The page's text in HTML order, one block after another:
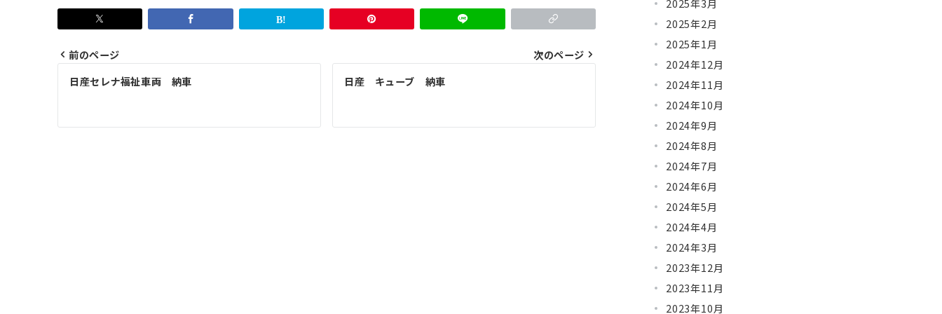
投
前のページ
日産セレナ福祉車両 納車
次のページ
日産 キューブ 納車
2025年3月
2025年2月
2025年1月
2024年12月
2024年11月
2024年10月
2024年9月
2024年8月
2024年7月
2024年6月
2024年5月
2024年4月
2024年3月
2023年12月
2023年11月
2023年10月